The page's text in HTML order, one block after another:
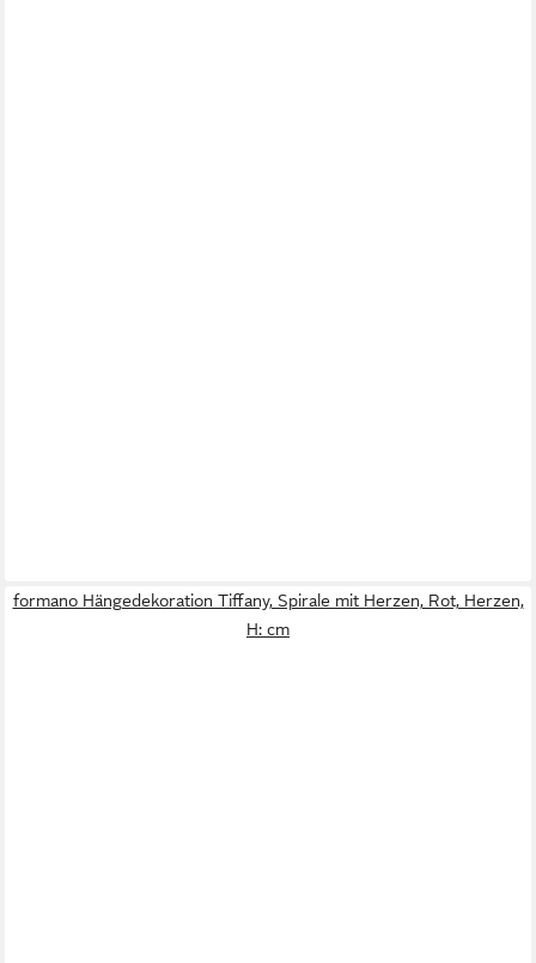
formano Hängedekoration Tiffany, Spirale mit Herzen, Rot, Herzen,
H: cm